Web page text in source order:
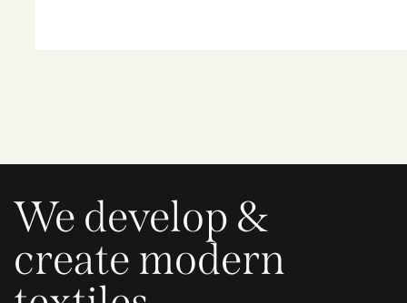
We develop &
create modern